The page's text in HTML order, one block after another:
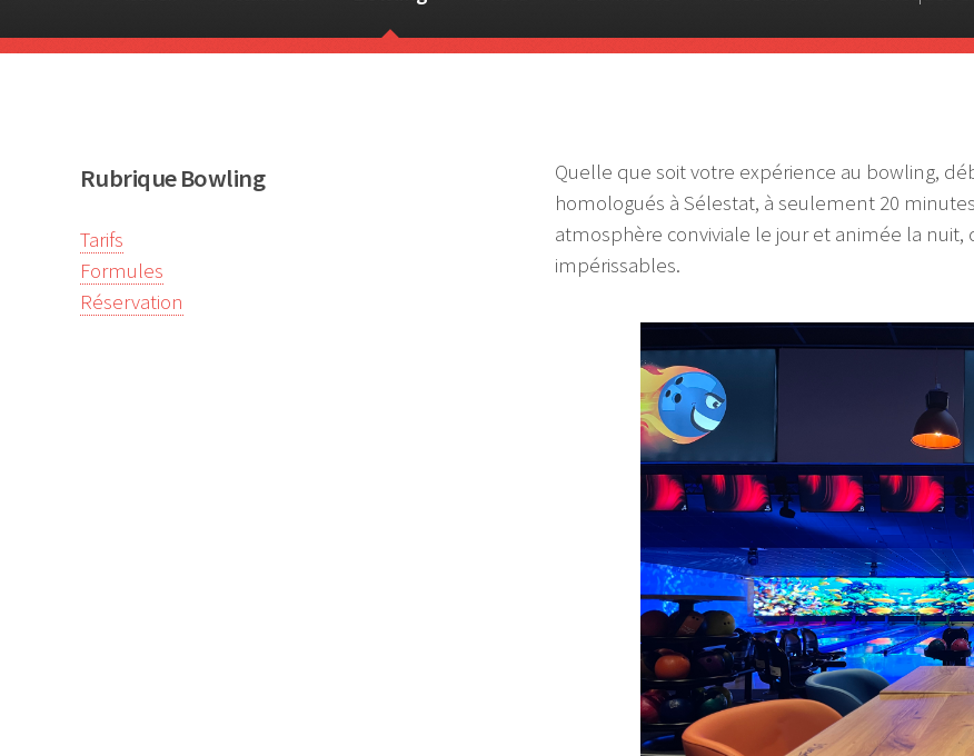
Rubrique Bowling
Tarifs
Formules
Réservation
Quelle que soit votre expérience au bowling,
homologués à Sélestat, à seulement 20
atmosphère conviviale le jour et animée la nuit,
impérissables.